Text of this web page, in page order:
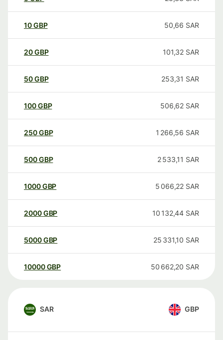
10GBP 50,66 SAR
20GBP 101,32 SAR
50GBP 253,31 SAR
100GBP 506,62 SAR
250GBP 1 266,56 SAR
500GBP 2 533,11 SAR
1000GBP 5 066,22 SAR
2000GBP 10 132,44 SAR
5000GBP 25 331,10 SAR
10000 GBP 50 662,20 SAR
SAR GBP